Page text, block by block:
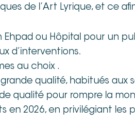
de l’Art Lyrique, et ce
Ehpad ou Hôpital pour un
d’interventions.
au choix .
qualité, habitués
qualité pour rompre la
en 2026, en privilégiant les